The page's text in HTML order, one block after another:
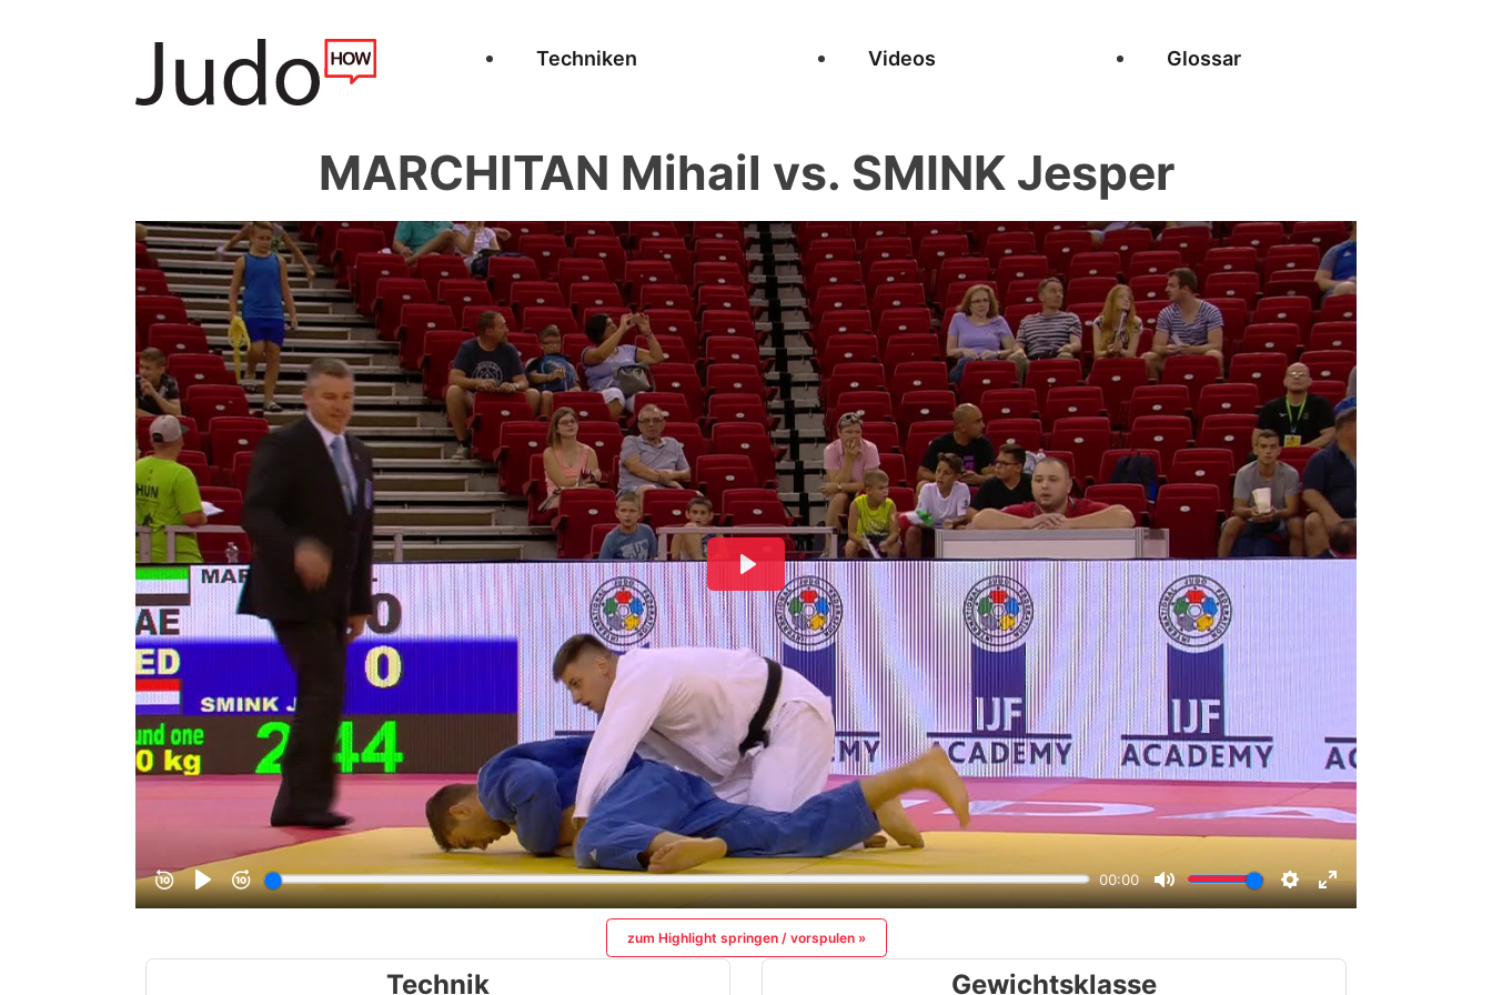
Techniken Videos Glossar
MARCHITAN Mihail vs. SMINK Jesper
zum Highlight springen / vorspulen »
Technik Gewichtsklasse